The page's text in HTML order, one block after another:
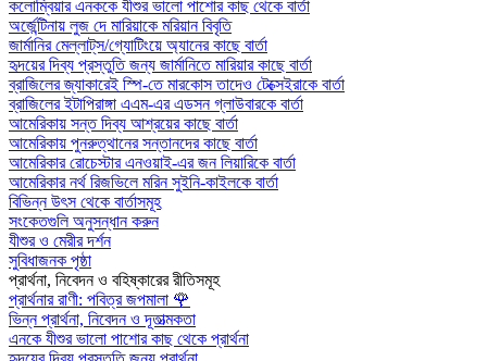
কলোম্বিয়ার এনককে যীশুর ভালো পাশোর কাছ থেকে বার্তা
অর্জেন্টিনায় লুজ দে মারিয়াকে মরিয়ান বিবৃতি
জার্মানির মেল্লাট্‌স/গ্যোটিংয়ে অ্যানের কাছে বার্তা
হৃদয়ের দিব্য প্রস্তুতি জন্য জার্মানিতে মারিয়ার কাছে বার্তা
ব্রাজিলের জ্যাকারেই স্পি-তে মারকোস তাদেও টেক্সেইরাকে বার্তা
ব্রাজিলের ইটাপিরাঙ্গা এএম-এর এডসন গ্লাউবারকে বার্তা
আমেরিকায় সন্ত দিব্য আশ্রয়ের কাছে বার্তা
আমেরিকায় পুনরুত্থানের সন্তানদের কাছে বার্তা
আমেরিকার রোচেস্টার এনওয়াই-এর জন লিয়ারিকে বার্তা
আমেরিকার নর্থ রিজভিলে মরিন সুইনি-কাইলকে বার্তা
বিভিন্ন উৎস থেকে বার্তাসমূহ
সংকেতগুলি অনুসন্ধান করুন
যীশুর ও মেরীর দর্শন
সুবিধাজনক পৃষ্ঠা
প্রার্থনা, নিবেদন ও বহিষ্কারের রীতিসমূহ
প্রার্থনার রাণী: পবিত্র জপমালা 🌹
ভিন্ন প্রার্থনা, নিবেদন ও দূতাত্মকতা
এনকে যীশুর ভালো পাশোর কাছ থেকে প্রার্থনা